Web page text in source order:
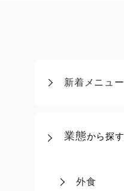
新着メニュー
業態から探す
外食